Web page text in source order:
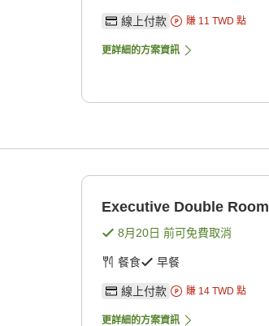
線上付款 賺 11 TWD 點
更詳細的方案資訊
Executive Double Room
8月20日 前可免費取消
餐食 早餐
線上付款 賺 14 TWD 點
更詳細的方案資訊